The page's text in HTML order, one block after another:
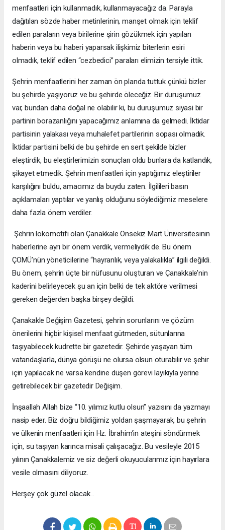
menfaatleri için kullanmadık, kullanmayacağız da. Parayla
dağıtılan sözde haber metinlerinin, manşet olmak için teklif
edilen paraların veya birilerine şirin gözükmek için yapılan
haberin veya bu haberi yaparsak ilişkimiz biterlerin esiri
olmadık, teklif edilen “cezbedici” paraları elimizin tersiyle ittik.
Şehrin menfaatlerini her zaman ön planda tuttuk çünkü bizler
bu şehirde yaşıyoruz ve bu şehirde öleceğiz. Bir duruşumuz
var, bundan daha doğal ne olabilir ki, bu duruşumuz siyasi bir
partinin borazanlığını yapacağımız anlamına da gelmedi. İktidar
partisinin yalakası veya muhalefet partilerinin sopası olmadık.
İktidar partisini belki de bu şehirde en sert şekilde bizler
eleştirdik, bu eleştirlerimizin sonuçları oldu bunlara da katlandık,
şikayet etmedik. Şehrin menfaatleri için yaptığımız eleştiriler
karşılığını buldu, amacımız da buydu zaten. İlgilileri basın
açıklamaları yaptılar ve yanlış olduğunu söylediğimiz meselere
daha fazla önem verdiler.
Şehrin lokomotifi olan Çanakkale Onsekiz Mart Üniversitesinin
haberlerine ayrı bir önem verdik, vermeliydik de. Bu önem
ÇOMÜ’nün yöneticilerine “hayranlık, veya yalakalıkla” ilgili değildi.
Bu önem, şehrin üçte bir nüfusunu oluşturan ve Çanakkale’nin
kaderini belirleyecek şu an için belki de tek aktöre verilmesi
gereken değerden başka birşey değildi.
Çanakakle Değişim Gazetesi, şehrin sorunlarını ve çözüm
önerilerini hiçbir kişisel menfaat gütmeden, sütunlarına
taşıyabilecek kudrette bir gazetedir. Şehirde yaşayan tüm
vatandaşlarla, dünya görüşü ne olursa olsun oturabilir ve şehir
için yapılacak ne varsa kendine düşen görevi layıkıyla yerine
getirebilecek bir gazetedir Değişim.
İnşaallah Allah bize “10. yılımız kutlu olsun” yazısını da yazmayı
nasip eder. Biz doğru bildiğimiz yoldan şaşmayarak, bu şehrin
ve ülkenin menfaatleri için Hz. İbrahim’in ateşini söndürmek
için, su taşıyan karınca misali çalışacağız. Bu vesileyle 2015
yılının Çanakkalemiz ve siz değerli okuyucularımız için hayırlara
vesile olmasını diliyoruz.
Herşey çok güzel olacak...